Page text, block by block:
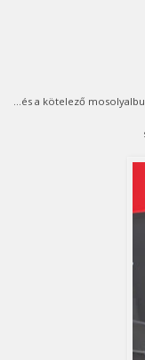
...és a kötelező